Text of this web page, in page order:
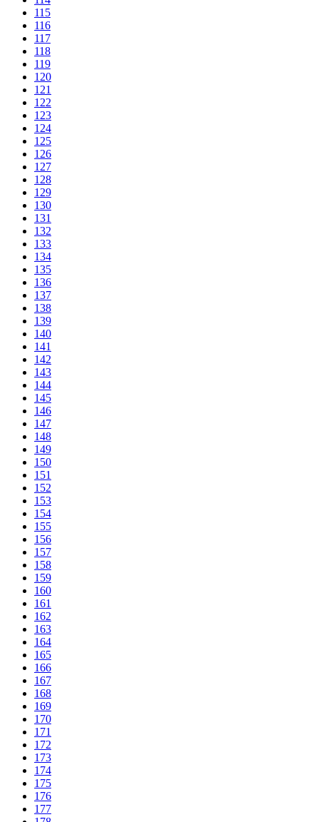
115
116
117
118
119
120
121
122
123
124
125
126
127
128
129
130
131
132
133
134
135
136
137
138
139
140
141
142
143
144
145
146
147
148
149
150
151
152
153
154
155
156
157
158
159
160
161
162
163
164
165
166
167
168
169
170
171
172
173
174
175
176
177